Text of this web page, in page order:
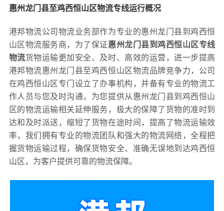
惠州龙门县至鸡西恒山区物流专线运行概况
港邦物流公司物流业务部作为专业的惠州龙门县到鸡西恒
山区物流服务商，为了保证惠州龙门县到鸡西恒山区专线
物流货物运输更加安全、及时、高效的运营，进一步提高
港邦物流惠州龙门县至鸡西恒山区物流品牌竞争力，公司
在鸡西恒山区专门设立了办事机构，并备有专业的物流工
作人员与您及时沟通，为您提供从惠州龙门县到鸡西恒山
区的物流运输相关延伸服务，极大的保障了货物的准时到
达和及时派送，缩短了货物在途时间，提高了物流运输效
率，我们拥有专业的物流团队和强大的物流网络，全程把
握货物运输过程，确保货物安全、准确无误地到达鸡西恒
山区，为客户提供可靠的物流保障。